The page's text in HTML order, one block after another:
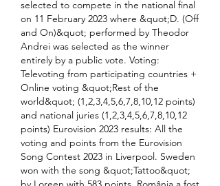
selected to compete in the national final
on 11 February 2023 where &quot;D. (Off
and On)&quot; performed by Theodor
Andrei was selected as the winner
entirely by a public vote. Voting:
Televoting from participating countries +
Online voting &quot;Rest of the
world&quot; (1,2,3,4,5,6,7,8,10,12 points)
and national juries (1,2,3,4,5,6,7,8,10,12
points) Eurovision 2023 results: All the
voting and points from the Eurovision
Song Contest 2023 in Liverpool. Sweden
won with the song &quot;Tattoo&quot;